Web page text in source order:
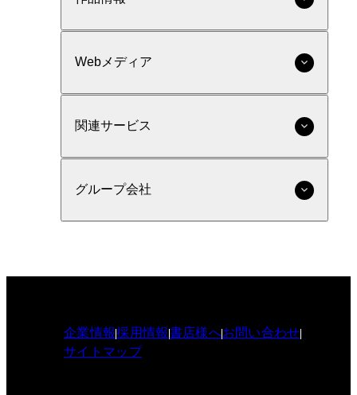
Webメディア
関連サービス
グループ会社
企業情報採用情報書店様へお問い合わせ
サイトマップ